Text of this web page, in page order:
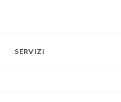
SERVIZI